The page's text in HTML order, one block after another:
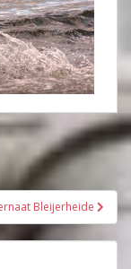
Bleijerheide